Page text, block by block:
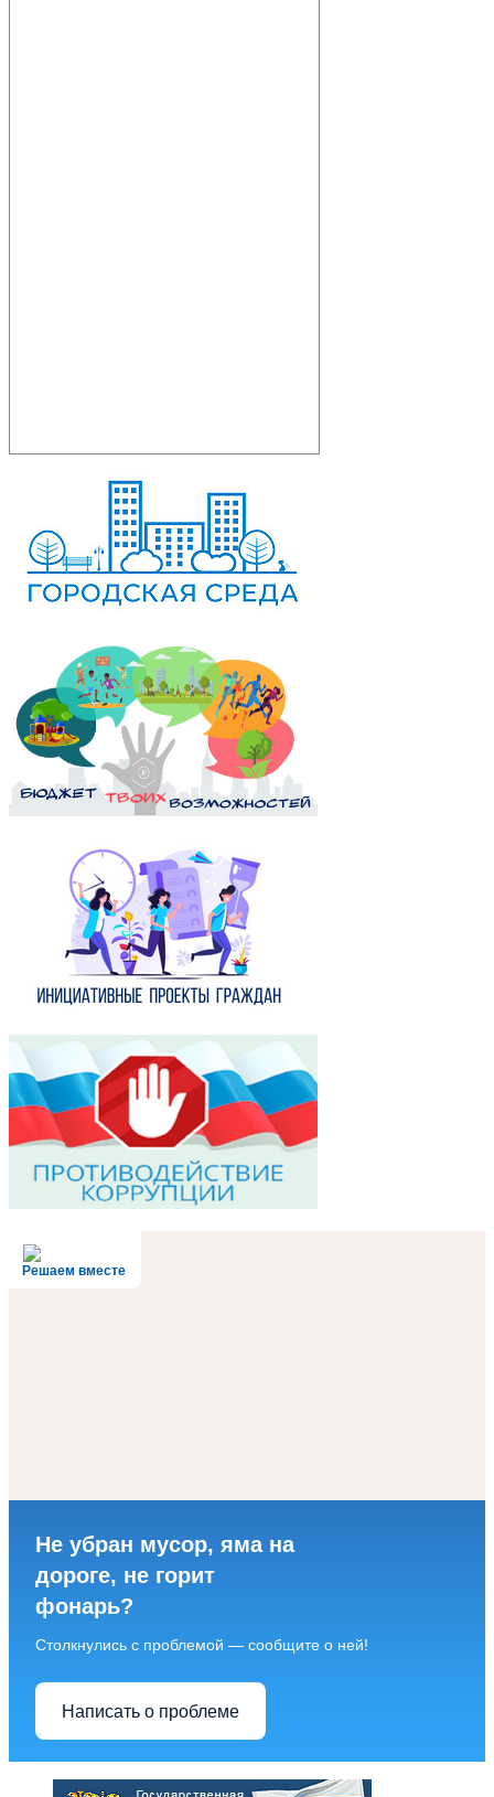
Решаем вместе
Не убран мусор, яма на
дороге, не горит
фонарь?
Столкнулись с проблемой — сообщите о ней!
Написать о проблеме